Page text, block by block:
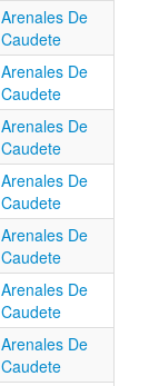
Arenales De
Caudete
Arenales De
Caudete
Arenales De
Caudete
Arenales De
Caudete
Arenales De
Caudete
Arenales De
Caudete
Arenales De
Caudete